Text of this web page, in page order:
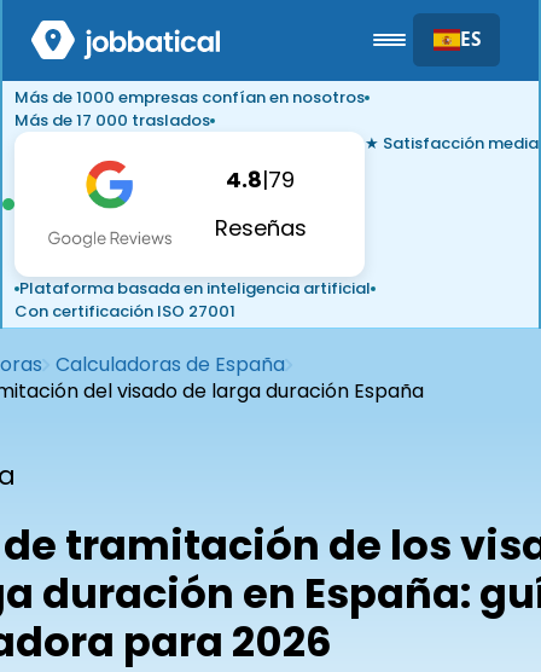
ES
Más de 1000 empresas confían en nosotros
Más de 17 000 traslados
4.8|79
Reseñas
★ Satisfacción media
Plataforma basada en inteligencia artificial
Con certificación ISO 27001
Calculadoras de España
del visado de larga duración España
de tramitación de los
duración en España:
para 2026